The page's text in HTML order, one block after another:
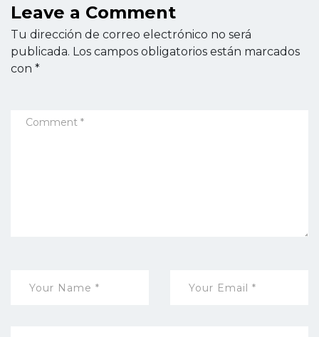
Leave a Comment
Tu dirección de correo electrónico no será
publicada. Los campos obligatorios están marcados
con *